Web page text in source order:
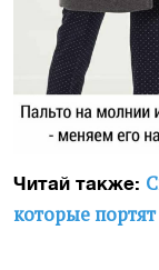
Читай также:
которые